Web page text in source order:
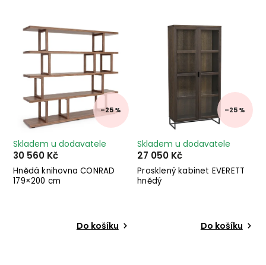
–25 %
Hnědá knihovna CONRAD
179×200 cm
Skladem u dodavatele
30 560 Kč
Do košíku
–25 %
Prosklený kabinet EVERETT
hnědý
Skladem u dodavatele
27 050 Kč
Do košíku